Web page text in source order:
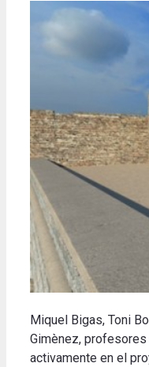
Miquel Bigas, Toni
Gimènez, profesores
activamente en el